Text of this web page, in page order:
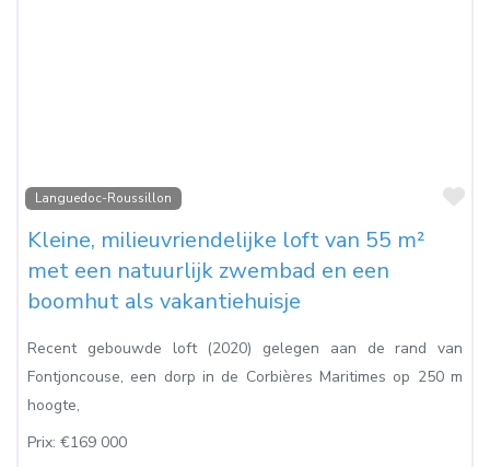
Languedoc-Roussillon
Kleine, milieuvriendelijke loft van 55 m²
met een natuurlijk zwembad en een
boomhut als vakantiehuisje
Recent gebouwde loft (2020) gelegen aan de rand van
Fontjoncouse, een dorp in de Corbières Maritimes op 250 m
hoogte,
Prix: €169 000